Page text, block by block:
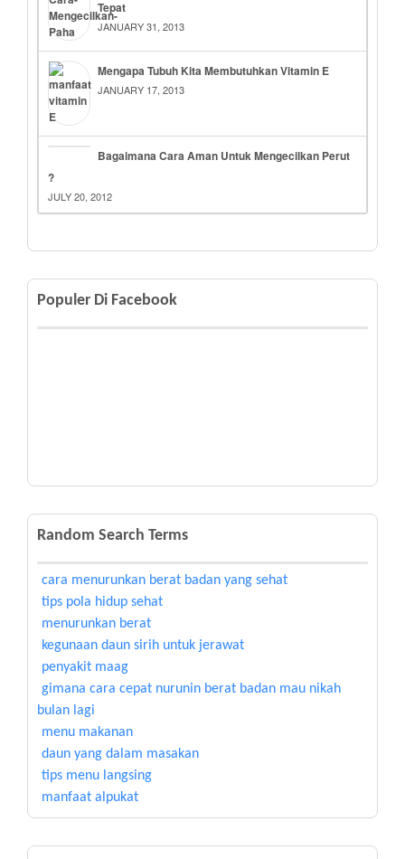
Tepat
JANUARY 31, 2013
Mengapa Tubuh Kita Membutuhkan Vitamin E
JANUARY 17, 2013
Bagaimana Cara Aman Untuk Mengecilkan Perut
?
JULY 20, 2012
Populer Di Facebook
Random Search Terms
cara menurunkan berat badan yang sehat
tips pola hidup sehat
menurunkan berat
kegunaan daun sirih untuk jerawat
penyakit maag
gimana cara cepat nurunin berat badan mau nikah
bulan lagi
menu makanan
daun yang dalam masakan
tips menu langsing
manfaat alpukat